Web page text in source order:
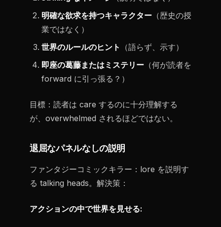
明確な欲求を持つキャラクター （歴史の授
業ではなく）
世界のルールのヒント
（語らず、示す）
即座の葛藤またはミステリー （何が読者を
forward に引っ張る？）
目標：読者は care するのに十分理解する
が、overwhelmed されるほどではない。
退屈なパネルなしの説明
ファンタジーコミックキラー：lore を説明す
る talking heads。解決策：
アクションの中で世界を見せる: